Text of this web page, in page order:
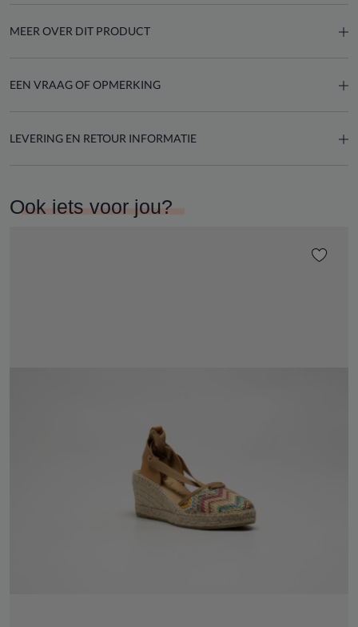
MEER OVER DIT PRODUCT
EEN VRAAG OF OPMERKING
LEVERING EN RETOUR INFORMATIE
Ook iets voor jou?